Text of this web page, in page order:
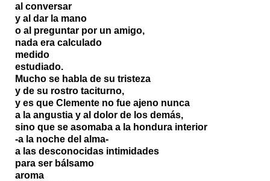
al conversar
y al dar la mano
o al preguntar por un amigo,
nada era calculado
medido
estudiado.
Mucho se habla de su tristeza
y de su rostro taciturno,
y es que Clemente no fue ajeno nunca
a la angustia y al dolor de los demás,
sino que se asomaba a la hondura interior
-a la noche del alma-
a las desconocidas intimidades
para ser bálsamo
aroma